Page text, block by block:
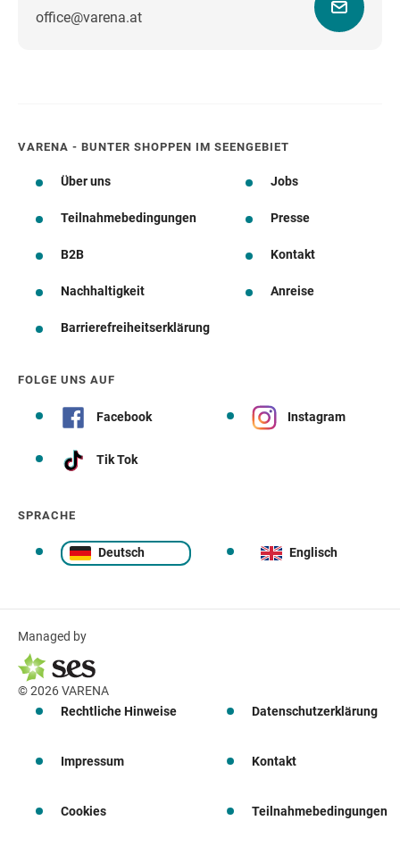
office@varena.at
VARENA - BUNTER SHOPPEN IM SEENGEBIET
Über uns Jobs
Teilnahmebedingungen Presse
B2B Kontakt
Nachhaltigkeit Anreise
Barrierefreiheitserklärung
FOLGE UNS AUF
Facebook Instagram
Tik Tok
SPRACHE
Deutsch Englisch
Managed by
© 2026 VARENA
Rechtliche Hinweise
Datenschutzerklärung
Impressum Kontakt
Cookies Teilnahmebedingungen